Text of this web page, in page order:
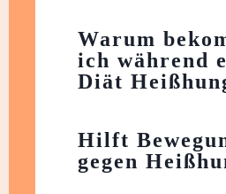
Warum
ich während
Diät
Hilft
gegen